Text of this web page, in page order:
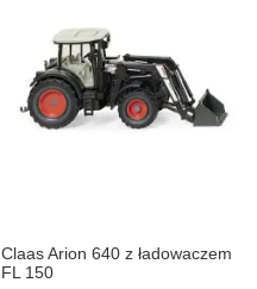
Claas Arion 640 z ładowaczem
FL 150